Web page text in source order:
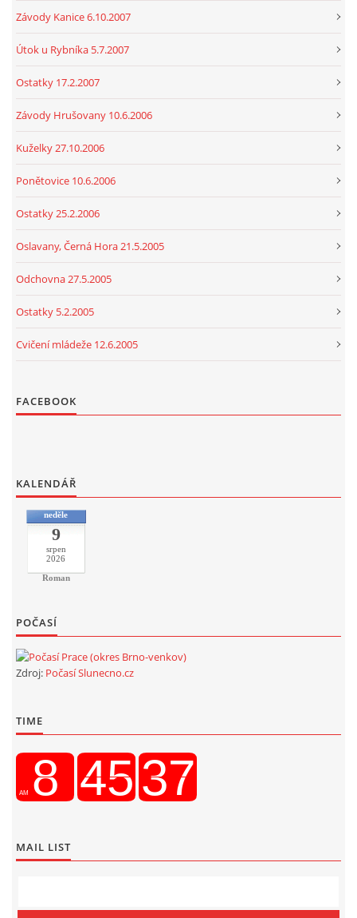
Závody Kanice 6.10.2007
Útok u Rybníka 5.7.2007
Ostatky 17.2.2007
Závody Hrušovany 10.6.2006
Kuželky 27.10.2006
Ponětovice 10.6.2006
Ostatky 25.2.2006
Oslavany, Černá Hora 21.5.2005
Odchovna 27.5.2005
Ostatky 5.2.2005
Cvičení mládeže 12.6.2005
FACEBOOK
KALENDÁŘ
neděle
9
srpen
2026
Roman
POČASÍ
Zdroj: Počasí Slunecno.cz
TIME
MAIL LIST